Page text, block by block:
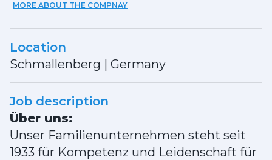
MORE ABOUT THE COMPNAY
Location
Schmallenberg | Germany
Job description
Über uns:
Unser Familienunternehmen steht seit
1933 für Kompetenz und Leidenschaft für